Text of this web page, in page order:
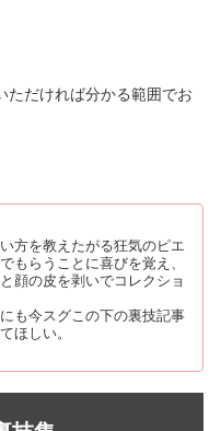
ただければ分かる範囲でお
方を教えたがる狂気のピエ
もらうことに喜びを覚え、
顔の皮を剥いでコレクショ
も今スグこの下の裏技記事
ほしい。